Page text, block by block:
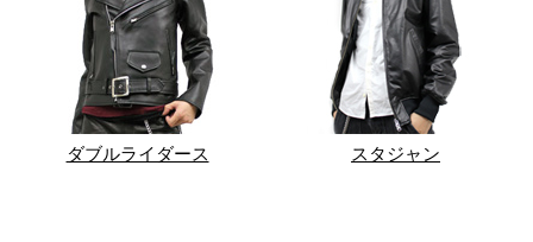
ダブルライダース スタジャン